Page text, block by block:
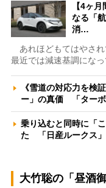
【4ヶ
なる「
消…
あれほどもてはやされ
最近では減速基調にな
《雪道の対応力を検
ー」の真価 「ター
乗り込むと同時に「
た 「日産ルークス
大竹聡の「昼酒御